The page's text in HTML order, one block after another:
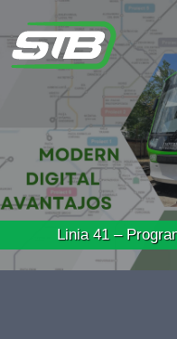
41 – Program de